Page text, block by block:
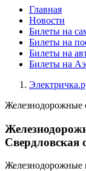
Главная
Новости
Билеты на
Билеты на
Билеты на
Билеты на
Железнодорожные
Свердловская
Железнодорожные